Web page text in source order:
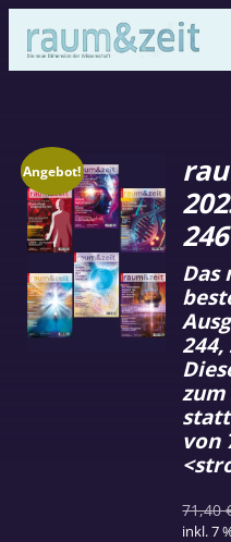
Angebot!
246
71,40
inkl. 7
Das
244,
zum
von